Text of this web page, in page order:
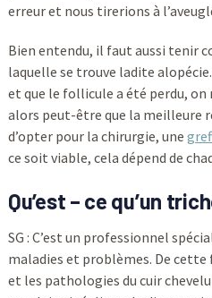
erreur et nous tirerions à
Bien entendu, il faut aussi tenir
laquelle se trouve ladite
et que le follicule a été perdu, on
alors peut-être que la meilleure
d’opter pour la chirurgie, une
ce soit viable, cela dépend de
Qu’est – ce qu’un
SG : C’est un professionnel
maladies et problèmes. De
et les pathologies du cuir